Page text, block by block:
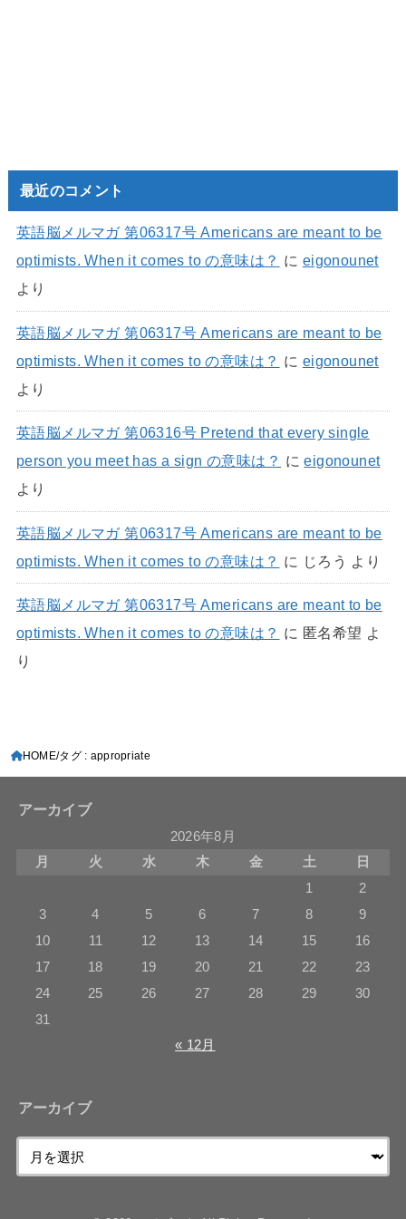
最近のコメント
英語脳メルマガ 第06317号 Americans are meant to be
optimists. When it comes to の意味は？ に eigonounet
より
英語脳メルマガ 第06317号 Americans are meant to be
optimists. When it comes to の意味は？ に eigonounet
より
英語脳メルマガ 第06316号 Pretend that every single
person you meet has a sign の意味は？ にeigonounet
より
英語脳メルマガ 第06317号 Americans are meant to be
optimists. When it comes to の意味は？ に じろう より
英語脳メルマガ 第06317号 Americans are meant to be
optimists. When it comes to の意味は？ に 匿名希望 よ
り
HOME タグ : appropriate
アーカイブ
2026年8月
月
火 水 木 金 土
日
1
2
3
4 5 6 7 8
9
10
11 12 13 14 15
16
17
18 19 20 21 22
23
24
25 26 27 28 29
30
31
« 12月
アーカイブ